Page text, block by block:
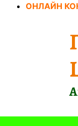
ПерейтиОНЛАЙН